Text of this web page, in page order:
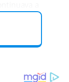
foi no